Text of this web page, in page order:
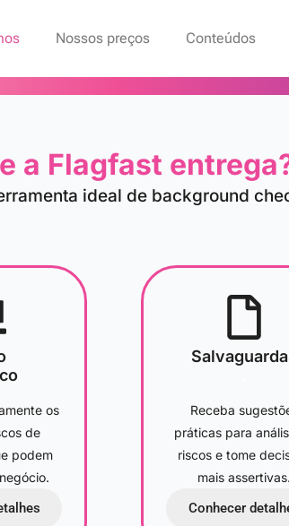
Nossos preços Conteúdos
a Flagfast
ideal de background
os
de
podem
Receba
práticas para
riscos e tome
mais assertivas.
Conhecer